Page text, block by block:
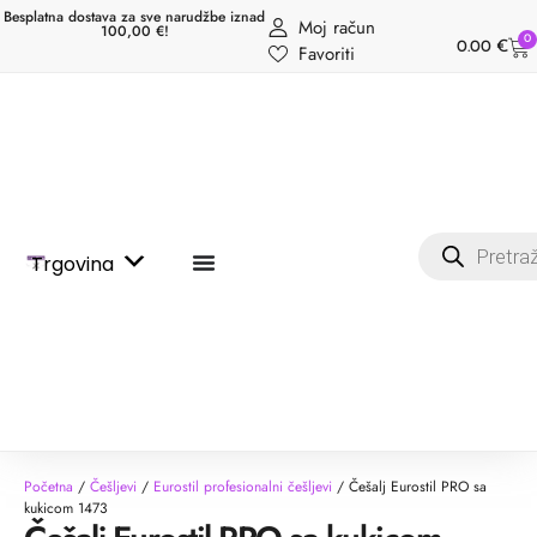
Besplatna dostava za sve narudžbe iznad
100,00 €!
Moj račun
Favoriti
0.00 € 0
Trgovina
Početna / Češljevi / Eurostil profesionalni češljevi / Češalj Eurostil PRO sa
kukicom 1473